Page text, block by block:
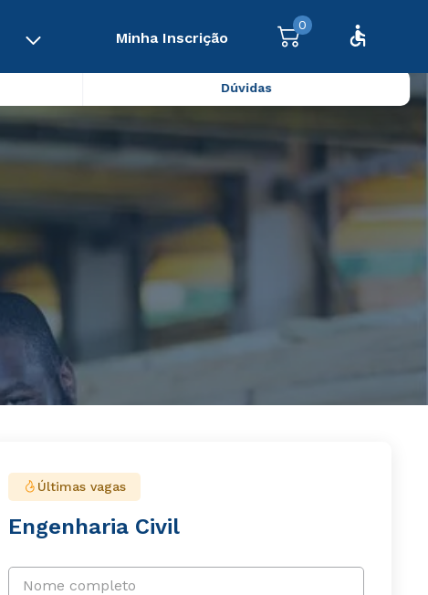
Minha Inscrição
0
Dúvidas
Últimas vagas
Engenharia Civil
Nome completo